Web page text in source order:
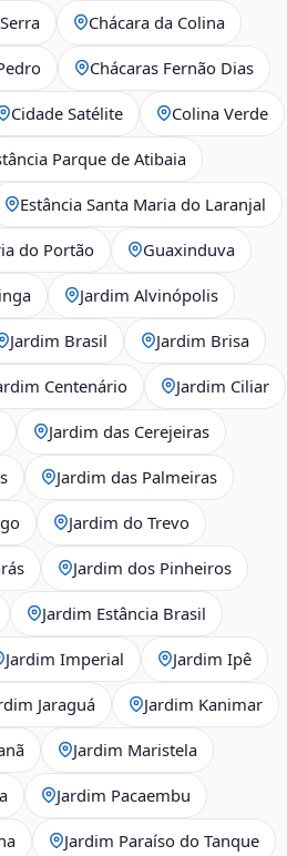
Chácara da Colina
Chácaras Fernão Dias
Cidade Satélite Colina Verde
Parque de Atibaia
Estância Santa Maria do Laranjal
do Portão Guaxinduva
Jardim Alvinópolis
Jardim Brasil Jardim Brisa
Centenário Jardim Ciliar
Jardim das Cerejeiras
Jardim das Palmeiras
Jardim do Trevo
Jardim dos Pinheiros
Jardim Estância Brasil
Jardim Imperial Jardim Ipê
Jaraguá Jardim Kanimar
Jardim Maristela
Jardim Pacaembu
Jardim Paraíso do Tanque